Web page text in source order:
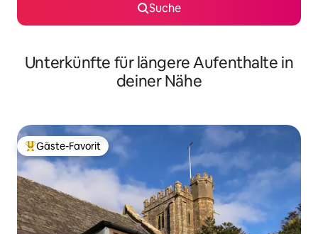
Suche
Unterkünfte für längere Aufenthalte in
deiner Nähe
Beliebter Gäste-Favorit.
Gäste-Favorit